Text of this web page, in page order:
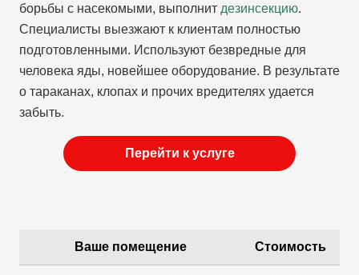
борьбы с насекомыми, выполнит дезинсекцию.
Специалисты выезжают к клиентам полностью
подготовленными. Используют безвредные для
человека яды, новейшее оборудование. В результате
о тараканах, клопах и прочих вредителях удается
забыть.
Перейти к услуге
Ваше помещение Стоимость